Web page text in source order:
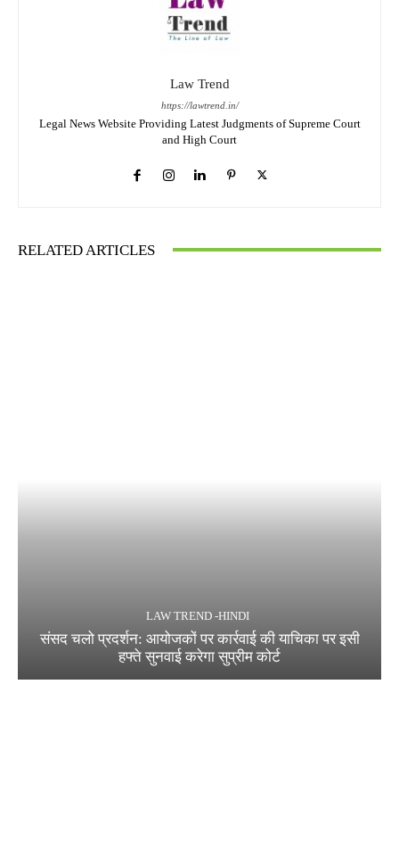
Law Trend
https://lawtrend.in/
Legal News Website Providing Latest Judgments of Supreme Court
and High Court
RELATED ARTICLES
LAW TREND -HINDI
संसद चलो प्रदर्शन: आयोजकों पर कार्रवाई की याचिका पर इसी
हफ्ते सुनवाई करेगा सुप्रीम कोर्ट